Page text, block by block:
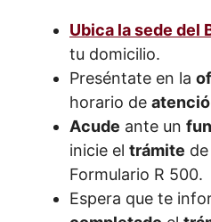
Ubica la sede del
tu domicilio.
Preséntate en la
horario de
Acude ante un
inicie el trámite
Formulario R 500.
Espera que te